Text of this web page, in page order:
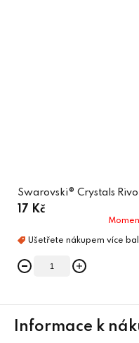
Swarovski® Crystals
17 Kč
Informace k